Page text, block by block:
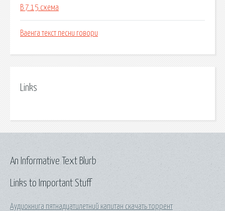
В 7 15 схема
Ваенга текст песни говори
Links
Links to Important Stuff
Аудиокнига пятнадцатилетний капитан скачать торрент
An Informative Text Blurb